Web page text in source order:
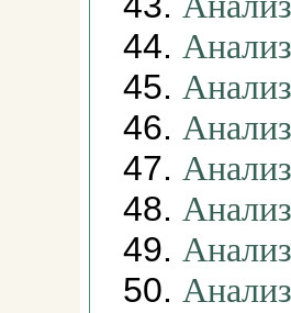
44.
45.
46.
47.
48.
49.
50.